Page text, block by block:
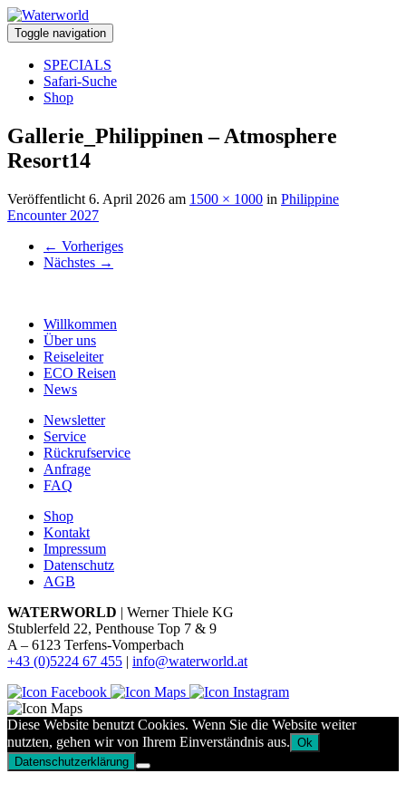
Toggle navigation
SPECIALS
Safari-Suche
Shop
Gallerie_Philippinen – Atmosphere
Resort14
Veröffentlicht 6. April 2026 am 1500 × 1000 in Philippine
Encounter 2027
← Vorheriges
Nächstes →
Willkommen
Über uns
Reiseleiter
ECO Reisen
News
Newsletter
Service
Rückrufservice
Anfrage
FAQ
Shop
Kontakt
Impressum
Datenschutz
AGB
WATERWORLD | Werner Thiele KG
Stublerfeld 22, Penthouse Top 7 & 9
A – 6123 Terfens-Vomperbach
+43 (0)5224 67 455 | info@waterworld.at
Diese Website benutzt Cookies. Wenn Sie die Website weiter
nutzten, gehen wir von Ihrem Einverständnis aus. Ok
Datenschutzerklärung